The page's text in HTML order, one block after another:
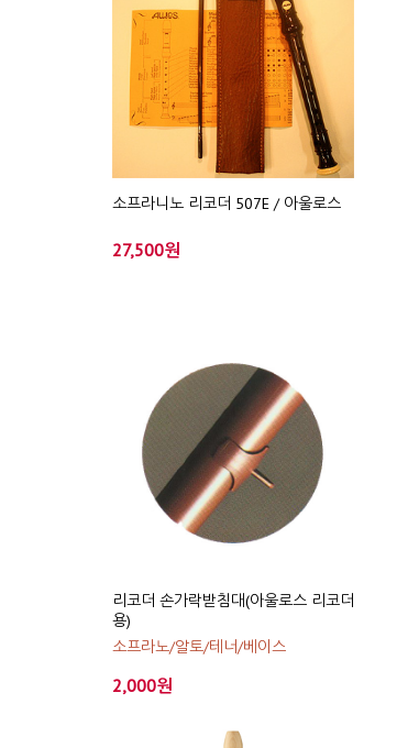
소프라니노 리코더 507E / 아울로스
27,500원
리코더 손가락받침대(아울로스 리코더
용)
소프라노/알토/테너/베이스
2,000원